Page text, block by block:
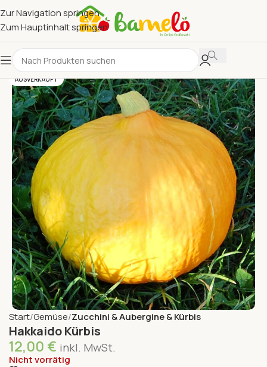
Zur Navigation springen
Zum Hauptinhalt springen
AUSVERKAUFT
Start Gemüse Zucchini & Aubergine & Kürbis
Hakkaido Kürbis
12,00 € inkl. MwSt.
Nicht vorrätig